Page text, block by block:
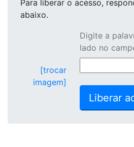
Para liberar o acesso,
abaixo.
[trocar
imagem]
Digite a
lado no